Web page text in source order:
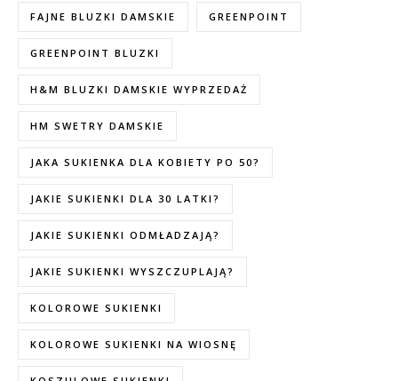
FAJNE BLUZKI DAMSKIE GREENPOINT
GREENPOINT BLUZKI
H&M BLUZKI DAMSKIE WYPRZEDAŻ
HM SWETRY DAMSKIE
JAKA SUKIENKA DLA KOBIETY PO 50?
JAKIE SUKIENKI DLA 30 LATKI?
JAKIE SUKIENKI ODMŁADZAJĄ?
JAKIE SUKIENKI WYSZCZUPLAJĄ?
KOLOROWE SUKIENKI
KOLOROWE SUKIENKI NA WIOSNĘ